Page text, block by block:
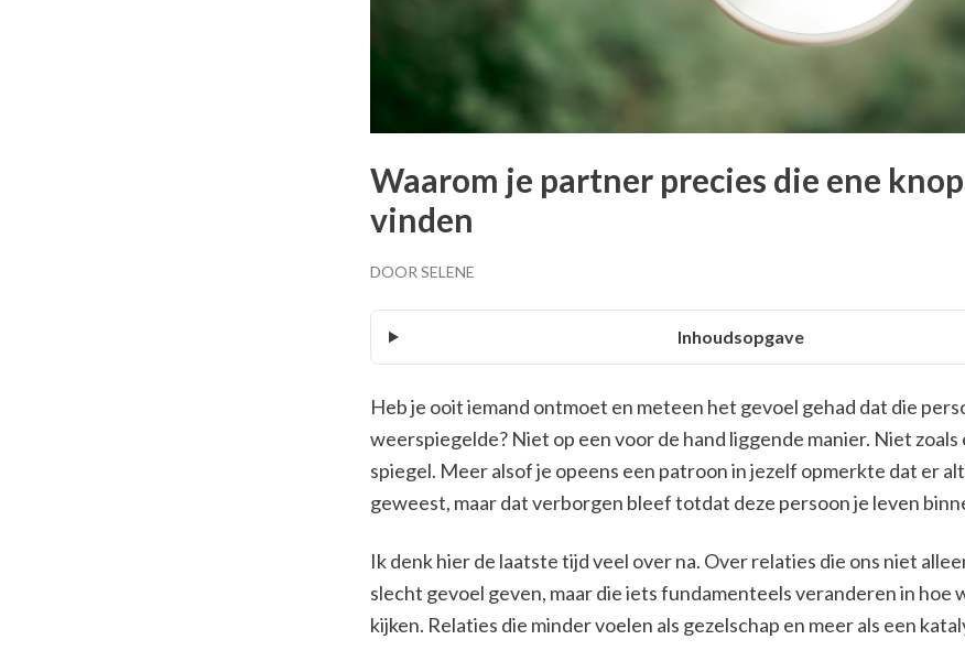
Waarom je partner precies die ene
vinden
DOOR SELENE
Inhoudsopgave
Heb je ooit iemand ontmoet en meteen het gevoel gehad dat die
weerspiegelde? Niet op een voor de hand liggende manier. Niet
spiegel. Meer alsof je opeens een patroon in jezelf opmerkte dat er
geweest, maar dat verborgen bleef totdat deze persoon je leven
Ik denk hier de laatste tijd veel over na. Over relaties die ons niet
slecht gevoel geven, maar die iets fundamenteels veranderen in hoe
kijken. Relaties die minder voelen als gezelschap en meer als een